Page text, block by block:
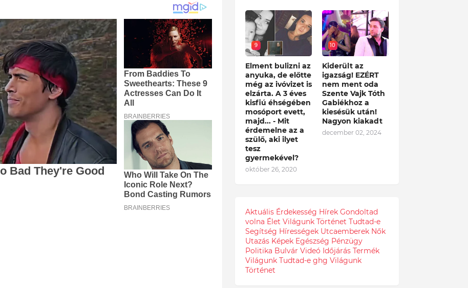
9
Elment bulizni az
anyuka, de előtte
még az ivóvizet is
elzárta. A 3 éves
kisfiú éhségében
mosóport evett,
majd... - Mit
érdemelne az a
szülő, aki ilyet
tesz
gyermekével?
október 26, 2020
10
Kiderült az
igazság! EZÉRT
nem ment oda
Szente Vajk Tóth
Gabiékhoz a
kiesésük után!
Nagyon kiakadt
december 02, 2024
Aktuális Érdekesség Hírek Gondoltad
volna Élet Világunk Történet Tudtad-e
Segítség Hírességek Utcaemberek Nők
Utazás Képek Egészség Pénzügy
Politika Bulvár Videó Időjárás Termék
Világunk Tudtad-e ghg Világunk
Történet